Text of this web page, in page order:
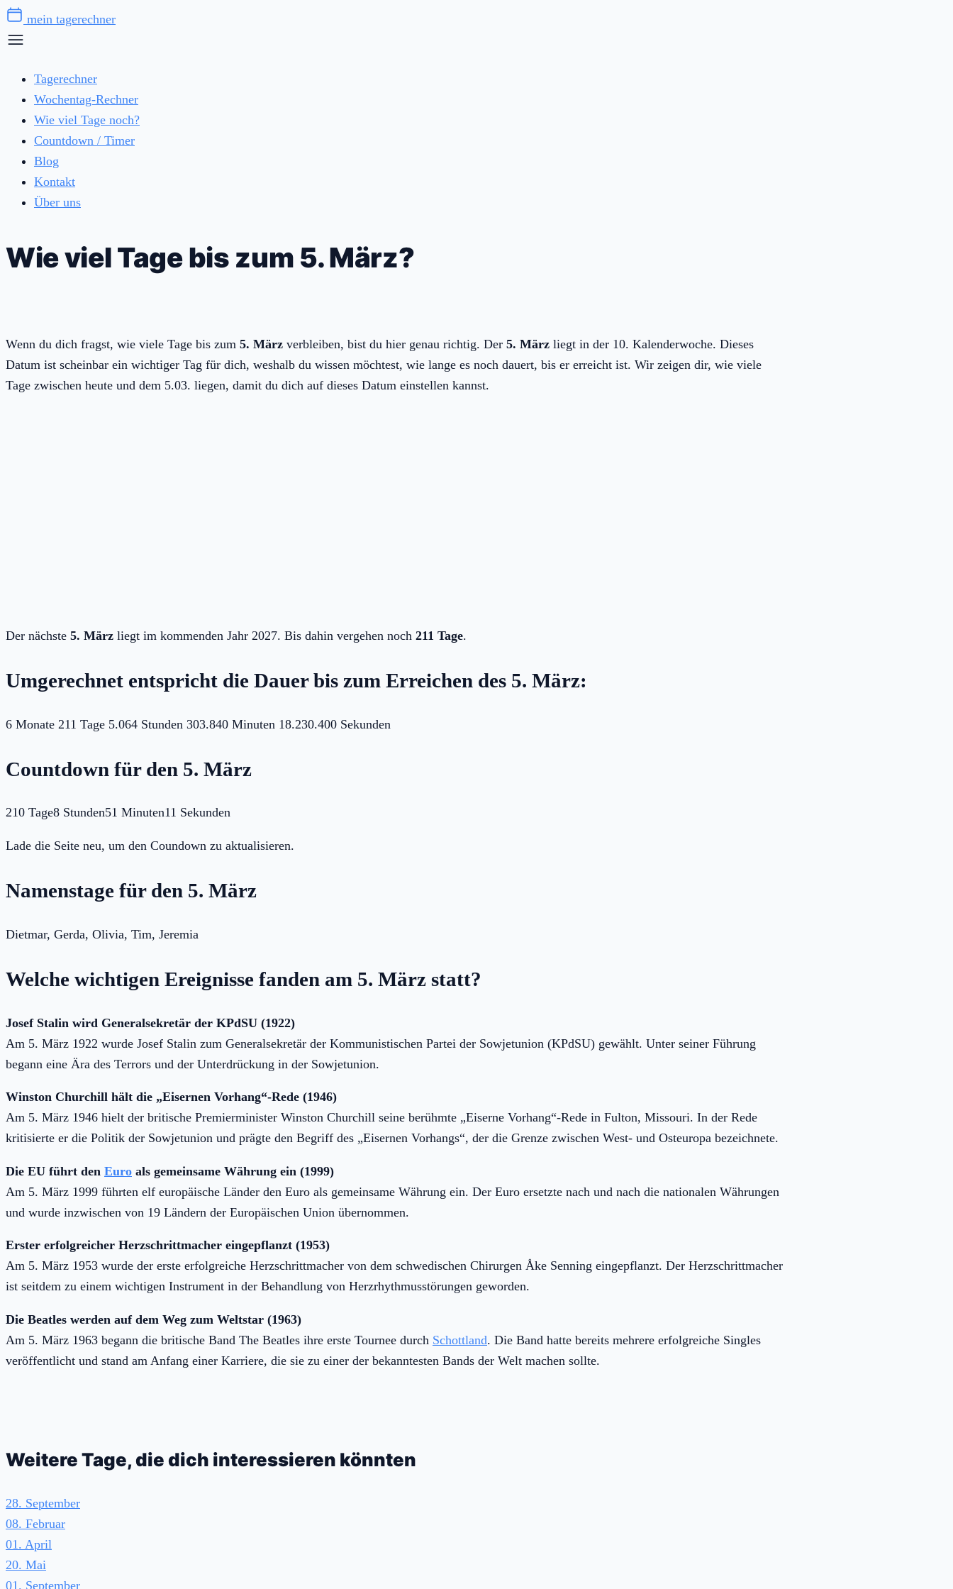
Zum
Inhalt
mein tagerechner
Tagerechner
Wochentag-Rechner
Wie viel Tage noch?
Countdown / Timer
Blog
Kontakt
Über uns
Wie viel Tage bis zum 5. März?
Wenn du dich fragst, wie viele Tage bis zum 5. März verbleiben, bist du hier genau richtig. Der 5. März liegt in der 10. Kalenderwoche. Dieses
Datum ist scheinbar ein wichtiger Tag für dich, weshalb du wissen möchtest, wie lange es noch dauert, bis er erreicht ist. Wir zeigen dir, wie viele
Tage zwischen heute und dem 5.03. liegen, damit du dich auf dieses Datum einstellen kannst.
Der nächste 5. März liegt im kommenden Jahr 2027. Bis dahin vergehen noch 211 Tage.
Umgerechnet entspricht die Dauer bis zum Erreichen des 5. März:
6 Monate 211 Tage 5.064 Stunden 303.840 Minuten 18.230.400 Sekunden
Countdown für den 5. März
210 Tage8 Stunden51 Minuten11 Sekunden
Lade die Seite neu, um den Coundown zu aktualisieren.
Namenstage für den 5. März
Dietmar, Gerda, Olivia, Tim, Jeremia
Welche wichtigen Ereignisse fanden am 5. März statt?
Josef Stalin wird Generalsekretär der KPdSU (1922)
Am 5. März 1922 wurde Josef Stalin zum Generalsekretär der Kommunistischen Partei der Sowjetunion (KPdSU) gewählt. Unter seiner Führung
begann eine Ära des Terrors und der Unterdrückung in der Sowjetunion.
Winston Churchill hält die „Eisernen Vorhang“-Rede (1946)
Am 5. März 1946 hielt der britische Premierminister Winston Churchill seine berühmte „Eiserne Vorhang“-Rede in Fulton, Missouri. In der Rede
kritisierte er die Politik der Sowjetunion und prägte den Begriff des „Eisernen Vorhangs“, der die Grenze zwischen West- und Osteuropa bezeichnete.
Die EU führt den Euro als gemeinsame Währung ein (1999)
Am 5. März 1999 führten elf europäische Länder den Euro als gemeinsame Währung ein. Der Euro ersetzte nach und nach die nationalen Währungen
und wurde inzwischen von 19 Ländern der Europäischen Union übernommen.
Erster erfolgreicher Herzschrittmacher eingepflanzt (1953)
Am 5. März 1953 wurde der erste erfolgreiche Herzschrittmacher von dem schwedischen Chirurgen Åke Senning eingepflanzt. Der Herzschrittmacher
ist seitdem zu einem wichtigen Instrument in der Behandlung von Herzrhythmusstörungen geworden.
Die Beatles werden auf dem Weg zum Weltstar (1963)
Am 5. März 1963 begann die britische Band The Beatles ihre erste Tournee durch Schottland. Die Band hatte bereits mehrere erfolgreiche Singles
veröffentlicht und stand am Anfang einer Karriere, die sie zu einer der bekanntesten Bands der Welt machen sollte.
Weitere Tage, die dich interessieren könnten
28. September
08. Februar
01. April
20. Mai
01. September